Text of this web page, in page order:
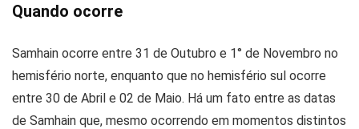
Quando ocorre
Samhain ocorre entre 31 de Outubro e 1° de Novembro no
hemisfério norte, enquanto que no hemisfério sul ocorre
entre 30 de Abril e 02 de Maio. Há um fato entre as datas
de Samhain que, mesmo ocorrendo em momentos distintos